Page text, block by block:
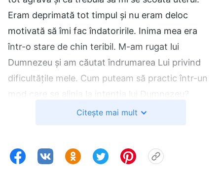
Eram deprimată tot timpul și nu eram deloc
motivată să îmi fac îndatoririle. Inima mea era
într-o stare de chin teribil. M-am rugat lui
Dumnezeu și am căutat îndrumarea Lui privind
dificultățile mele. Cum puteam să practic într-un
mod care se alinia la intenția lui Dumnezeu?
face o anumită boală, cum va fi sănătatea lui la o
Citește mai mult